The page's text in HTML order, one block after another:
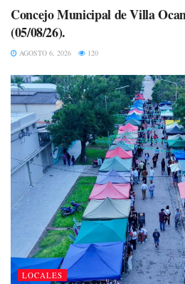
Concejo Municipal de Villa
(05/08/26).
AGOSTO 6, 2026 120
LOCALES